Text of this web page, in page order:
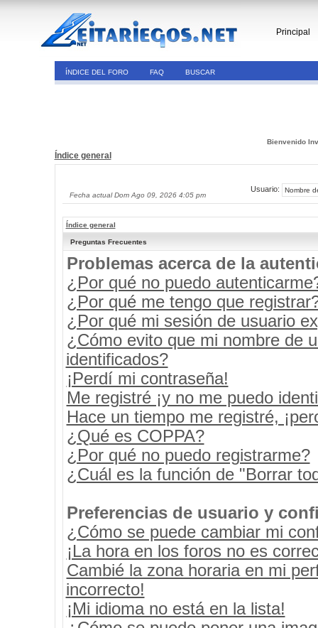
Principal
ÍNDICE DEL FORO FAQ BUSCAR
Bienvenido
Índice general
Fecha actual Dom Ago 09, 2026 4:05 pm
Usuario:
Índice general
Preguntas Frecuentes
Problemas acerca de la
¿Por qué no puedo
¿Por qué me tengo que
¿Por qué mi sesión de usuario
¿Cómo evito que mi nombre de
identificados?
¡Perdí mi contraseña!
Me registré ¡y no me puedo
Hace un tiempo me registré,
¿Qué es COPPA?
¿Por qué no puedo registrarme?
¿Cuál es la función de "Borrar
Preferencias de usuario y
¿Cómo se puede cambiar mi
¡La hora en los foros no es
Cambié la zona horaria en mi
incorrecto!
¡Mi idioma no está en la lista!